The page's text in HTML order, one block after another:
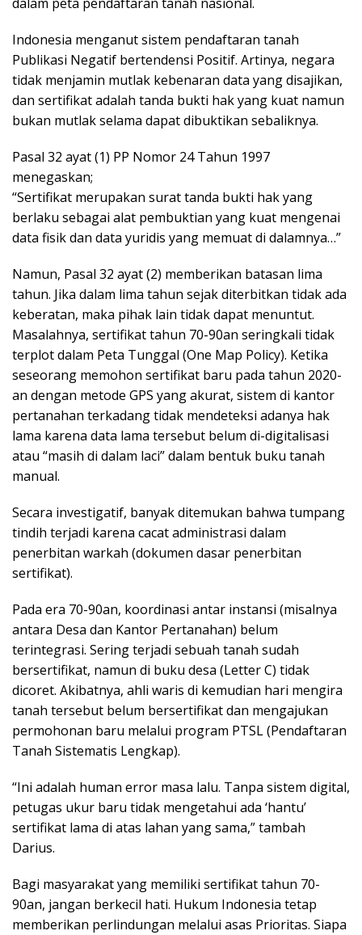
dalam peta pendaftaran tanah nasional.
Indonesia menganut sistem pendaftaran tanah
Publikasi Negatif bertendensi Positif. Artinya, negara
tidak menjamin mutlak kebenaran data yang disajikan,
dan sertifikat adalah tanda bukti hak yang kuat namun
bukan mutlak selama dapat dibuktikan sebaliknya.
Pasal 32 ayat (1) PP Nomor 24 Tahun 1997
menegaskan;
“Sertifikat merupakan surat tanda bukti hak yang
berlaku sebagai alat pembuktian yang kuat mengenai
data fisik dan data yuridis yang memuat di dalamnya…”
Namun, Pasal 32 ayat (2) memberikan batasan lima
tahun. Jika dalam lima tahun sejak diterbitkan tidak ada
keberatan, maka pihak lain tidak dapat menuntut.
Masalahnya, sertifikat tahun 70-90an seringkali tidak
terplot dalam Peta Tunggal (One Map Policy). Ketika
seseorang memohon sertifikat baru pada tahun 2020-
an dengan metode GPS yang akurat, sistem di kantor
pertanahan terkadang tidak mendeteksi adanya hak
lama karena data lama tersebut belum di-digitalisasi
atau “masih di dalam laci” dalam bentuk buku tanah
manual.
Secara investigatif, banyak ditemukan bahwa tumpang
tindih terjadi karena cacat administrasi dalam
penerbitan warkah (dokumen dasar penerbitan
sertifikat).
Pada era 70-90an, koordinasi antar instansi (misalnya
antara Desa dan Kantor Pertanahan) belum
terintegrasi. Sering terjadi sebuah tanah sudah
bersertifikat, namun di buku desa (Letter C) tidak
dicoret. Akibatnya, ahli waris di kemudian hari mengira
tanah tersebut belum bersertifikat dan mengajukan
permohonan baru melalui program PTSL (Pendaftaran
Tanah Sistematis Lengkap).
“Ini adalah human error masa lalu. Tanpa sistem digital,
petugas ukur baru tidak mengetahui ada ‘hantu’
sertifikat lama di atas lahan yang sama,” tambah
Darius.
Bagi masyarakat yang memiliki sertifikat tahun 70-
90an, jangan berkecil hati. Hukum Indonesia tetap
memberikan perlindungan melalui asas Prioritas. Siapa